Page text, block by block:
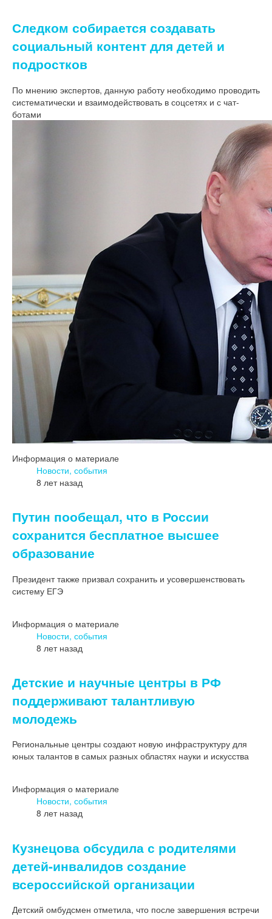
Следком собирается создавать
социальный контент для детей и
подростков
По мнению экспертов, данную работу необходимо проводить
систематически и взаимодействовать в соцсетях и с чат-
ботами
Информация о материале
Новости, события
8 лет назад
Путин пообещал, что в России
сохранится бесплатное высшее
образование
Президент также призвал сохранить и усовершенствовать
систему ЕГЭ
Информация о материале
Новости, события
8 лет назад
Детские и научные центры в РФ
поддерживают талантливую
молодежь
Региональные центры создают новую инфраструктуру для
юных талантов в самых разных областях науки и искусства
Информация о материале
Новости, события
8 лет назад
Кузнецова обсудила с родителями
детей-инвалидов создание
всероссийской организации
Детский омбудсмен отметила, что после завершения встречи